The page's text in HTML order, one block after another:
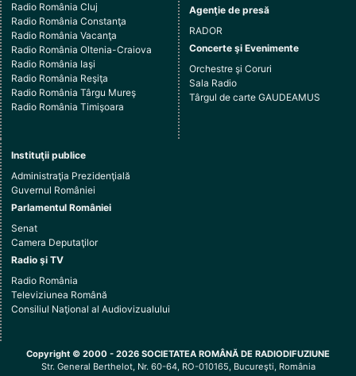
Radio România Cluj
Radio România Constanţa
Radio România Vacanţa
Radio România Oltenia-Craiova
Radio România Iaşi
Radio România Reşiţa
Radio România Târgu Mureş
Radio România Timişoara
Agenţie de presă
RADOR
Concerte şi Evenimente
Orchestre şi Coruri
Sala Radio
Târgul de carte GAUDEAMUS
Instituţii publice
Administraţia Prezidenţială
Guvernul României
Parlamentul României
Senat
Camera Deputaţilor
Radio şi TV
Radio România
Televiziunea Română
Consiliul Naţional al Audiovizualului
Copyright © 2000 - 2026 SOCIETATEA ROMÂNĂ DE RADIODIFUZIUNE
Str. General Berthelot, Nr. 60-64, RO-010165, Bucureşti, România